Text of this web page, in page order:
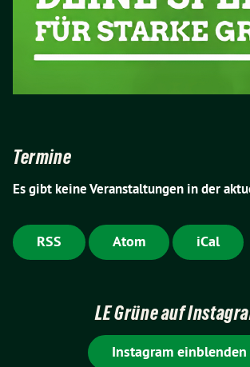
Termine
Es gibt keine Veranstaltungen in der
RSS Atom iCal
LE Grüne auf
Instagram einblenden